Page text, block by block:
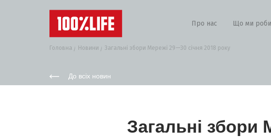
Про нас Що ми
Головна Новини Загальні збори Мережі 29—30 січня 2018 року
До всіх новин
Загальні збори